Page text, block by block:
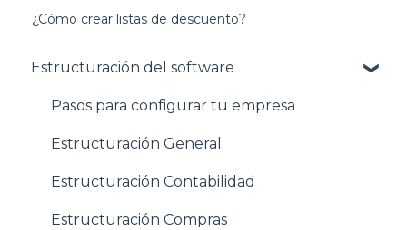
¿Cómo crear listas de descuento?
Estructuración del software
Pasos para configurar tu empresa
Estructuración General
Estructuración Contabilidad
Estructuración Compras